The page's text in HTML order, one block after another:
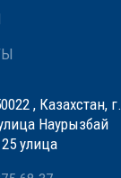
, Казахстан, г.
Наурызбай
улица